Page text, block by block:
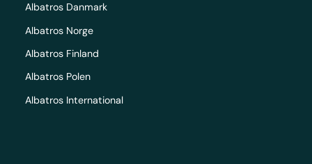
Albatros Danmark
Albatros Norge
Albatros Finland
Albatros Polen
Albatros International